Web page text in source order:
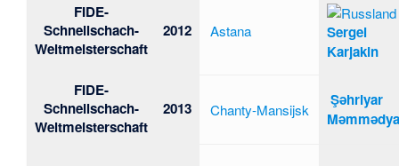
FIDE-
Schnellschach-
Weltmeisterschaft
2012 Astana
Sergei
Karjakin
FIDE-
Schnellschach-
Weltmeisterschaft
2013 Chanty-Mansijsk
Şəhriyar